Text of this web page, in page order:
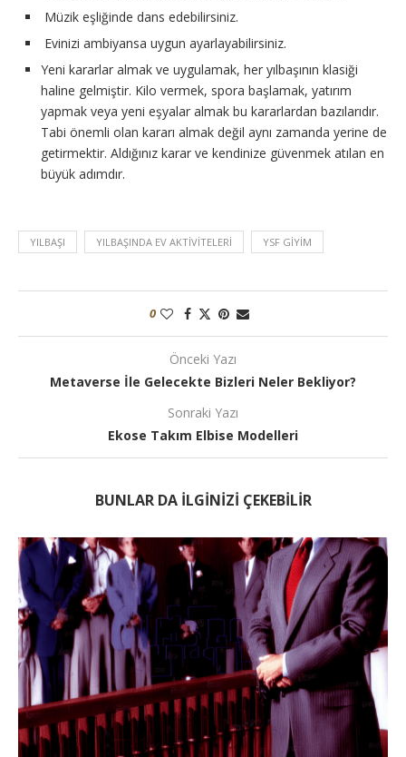
Müzik eşliğinde dans edebilirsiniz.
Evinizi ambiyansa uygun ayarlayabilirsiniz.
Yeni kararlar almak ve uygulamak, her yılbaşının klasiği
haline gelmiştir. Kilo vermek, spora başlamak, yatırım
yapmak veya yeni eşyalar almak bu kararlardan bazılarıdır.
Tabi önemli olan kararı almak değil aynı zamanda yerine de
getirmektir. Aldığınız karar ve kendinize güvenmek atılan en
büyük adımdır.
YILBAŞI YILBAŞINDA EV AKTIVITELERI YSF GIYIM
0
Önceki Yazı
Metaverse İle Gelecekte Bizleri Neler Bekliyor?
Sonraki Yazı
Ekose Takım Elbise Modelleri
BUNLAR DA ILGINIZI ÇEKEBILIR